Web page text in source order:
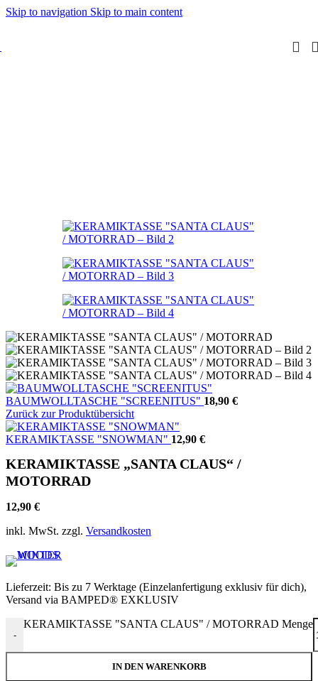
Skip to navigation Skip to main content
BAUMWOLLTASCHE "SCREENITUS" 18,90 €
Zurück zur Produktübersicht
KERAMIKTASSE "SNOWMAN" 12,90 €
KERAMIKTASSE „SANTA CLAUS“ /
MOTORRAD
12,90 €
inkl. MwSt. zzgl. Versandkosten
Lieferzeit: Bis zu 7 Werktage (Einzelanfertigung exklusiv für dich),
Versand via BAMPED® EXKLUSIV
-
KERAMIKTASSE "SANTA CLAUS" / MOTORRAD Menge
IN DEN WARENKORB